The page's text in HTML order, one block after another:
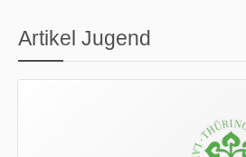
Artikel Jugend